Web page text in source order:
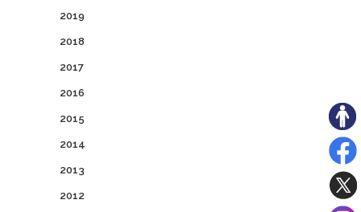
2019
2018
2017
2016
2015
2014
2013
2012